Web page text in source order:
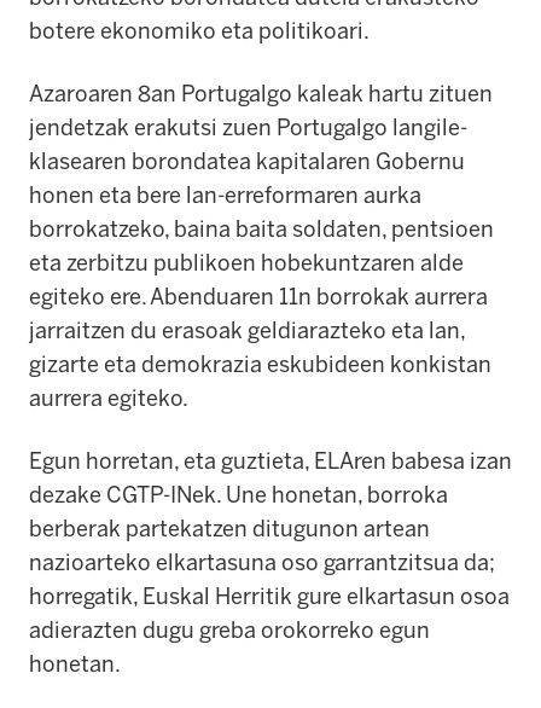
botere ekonomiko eta politikoari.
Azaroaren 8an Portugalgo kaleak hartu zituen
jendetzak erakutsi zuen Portugalgo langile-
klasearen borondatea kapitalaren Gobernu
honen eta bere lan-erreformaren aurka
borrokatzeko, baina baita soldaten, pentsioen
eta zerbitzu publikoen hobekuntzaren alde
egiteko ere. Abenduaren 11n borrokak aurrera
jarraitzen du erasoak geldiarazteko eta lan,
gizarte eta demokrazia eskubideen konkistan
aurrera egiteko.
Egun horretan, eta guztieta, ELAren babesa izan
dezake CGTP-INek. Une honetan, borroka
berberak partekatzen ditugunon artean
nazioarteko elkartasuna oso garrantzitsua da;
horregatik, Euskal Herritik gure elkartasun osoa
adierazten dugu greba orokorreko egun
honetan.